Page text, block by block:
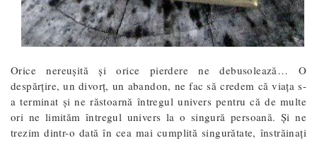
Orice nereuşită și orice pierdere ne debusolează… O
despărţire, un divorț, un abandon, ne fac să credem că viaţa s-
a terminat şi ne răstoarnă întregul univers pentru că de multe
ori ne limităm întregul univers la o singură persoană. Şi ne
trezim dintr-o dată în cea mai cumplită singurătate, înstrăinaţi